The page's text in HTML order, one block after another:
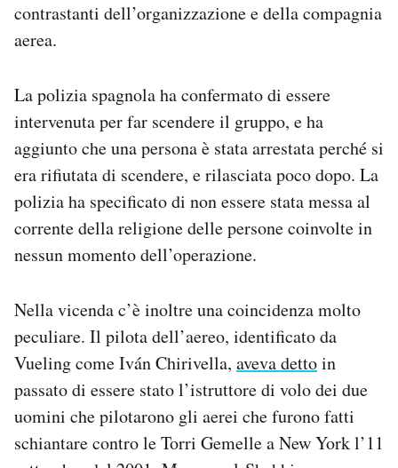
contrastanti dell’organizzazione e della compagnia
aerea.
La polizia spagnola ha confermato di essere
intervenuta per far scendere il gruppo, e ha
aggiunto che una persona è stata arrestata perché si
era rifiutata di scendere, e rilasciata poco dopo. La
polizia ha specificato di non essere stata messa al
corrente della religione delle persone coinvolte in
nessun momento dell’operazione.
Nella vicenda c’è inoltre una coincidenza molto
peculiare. Il pilota dell’aereo, identificato da
Vueling come Iván Chirivella, aveva dettoin
passato di essere stato l’istruttore di volo dei due
uomini che pilotarono gli aerei che furono fatti
schiantare contro le Torri Gemelle a New York l’11